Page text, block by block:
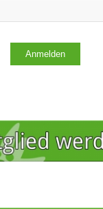
Anmelden